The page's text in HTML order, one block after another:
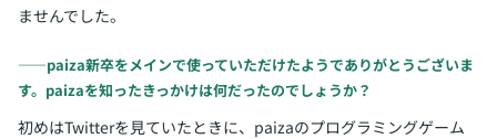
ませんでした。
――paiza新卒をメインで使っていただけたようでありがとうございま
す。paizaを知ったきっかけは何だったのでしょうか？
初めはTwitterを見ていたときに、paizaのプログラミングゲーム